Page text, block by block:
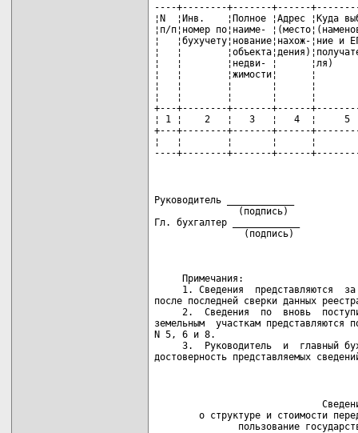
----+--------+-------+------
¦N  ¦Инв.    ¦Полное ¦Адрес ¦Куда
¦п/п¦номер по¦наиме-
¦   ¦бухучету¦нование¦нахож-¦ние
¦   ¦
¦   ¦        ¦недви- ¦      ¦ля)
¦   ¦        ¦жимости¦      ¦
¦   ¦        ¦       ¦      ¦
¦   ¦        ¦       ¦      ¦
+---+--------+-------+------
¦ 1 ¦    2   ¦   3   ¦   4  ¦
+---+--------+-------+------
¦   ¦        ¦       ¦      ¦
----+--------+-------+------
Руководитель ____________
(подпись)
Гл. бухгалтер ____________
(подпись)
     Примечания:
1. Сведения  представляются
после последней сверки данных
2.  Сведения  по  вновь
земельным  участкам представляются
N 5, 6 и 8.
3.  Руководитель  и  главный
достоверность представляемых
о структуре и стоимости
пользование